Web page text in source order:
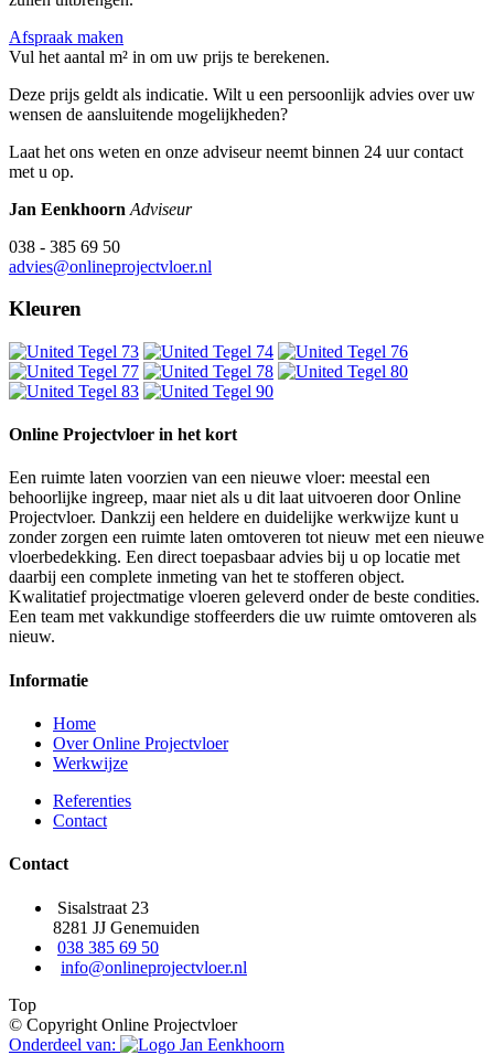
Afspraak maken
Vul het aantal m² in om uw prijs te berekenen.
Deze prijs geldt als indicatie. Wilt u een persoonlijk advies over uw
wensen de aansluitende mogelijkheden?
Laat het ons weten en onze adviseur neemt binnen 24 uur contact
met u op.
Jan Eenkhoorn Adviseur
038 - 385 69 50
advies@onlineprojectvloer.nl
Kleuren
Online Projectvloer in het kort
Een ruimte laten voorzien van een nieuwe vloer: meestal een
behoorlijke ingreep, maar niet als u dit laat uitvoeren door Online
Projectvloer. Dankzij een heldere en duidelijke werkwijze kunt u
zonder zorgen een ruimte laten omtoveren tot nieuw met een nieuwe
vloerbedekking. Een direct toepasbaar advies bij u op locatie met
daarbij een complete inmeting van het te stofferen object.
Kwalitatief projectmatige vloeren geleverd onder de beste condities.
Een team met vakkundige stoffeerders die uw ruimte omtoveren als
nieuw.
Informatie
Home
Over Online Projectvloer
Werkwijze
Referenties
Contact
Contact
Sisalstraat 23
8281 JJ Genemuiden
038 385 69 50
info@onlineprojectvloer.nl
Top
© Copyright Online Projectvloer
Onderdeel van: